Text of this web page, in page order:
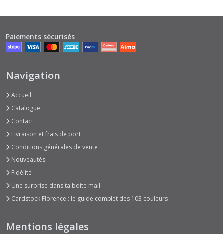
Paiements sécurisés
Navigation
Accueil
Catalogue
Contact
Livraison et frais de port
Conditions générales de vente
Nouveautés
Fidélité
Une surprise dans ta boite mail
Cardstock Florence : le guide complet des 103 couleurs
Mentions légales